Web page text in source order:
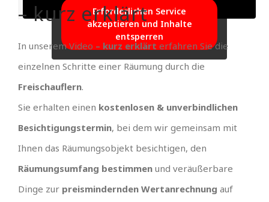
Erforderlichen Service
akzeptieren und Inhalte
entsperren
– kurz erklärt
In unserem Video – kurz erklärt erfahren Sie die
einzelnen Schritte einer Räumung durch die
Freischauflern.
Sie erhalten einen kostenlosen & unverbindlichen
Besichtigungstermin, bei dem wir gemeinsam mit
Ihnen das Räumungsobjekt besichtigen, den
Räumungsumfang bestimmen und veräußerbare
Dinge zur preismindernden Wertanrechnung auf